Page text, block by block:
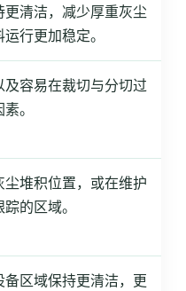
清洁，减少厚重灰尘
行更加稳定。
及容易在裁切与分切过
。
堆积位置，或在维护
的区域。
区域保持更清洁，更